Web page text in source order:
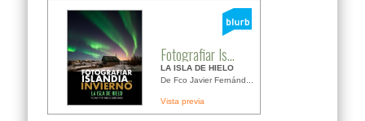
Fotografiar Is...
LA ISLA DE HIELO
De Fco Javier Fernánd...
Vista previa